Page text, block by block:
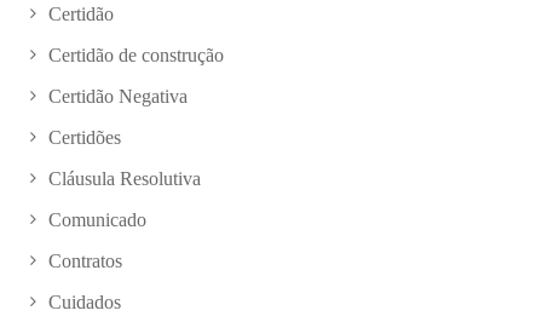
Certidão
Certidão de construção
Certidão Negativa
Certidões
Cláusula Resolutiva
Comunicado
Contratos
Cuidados